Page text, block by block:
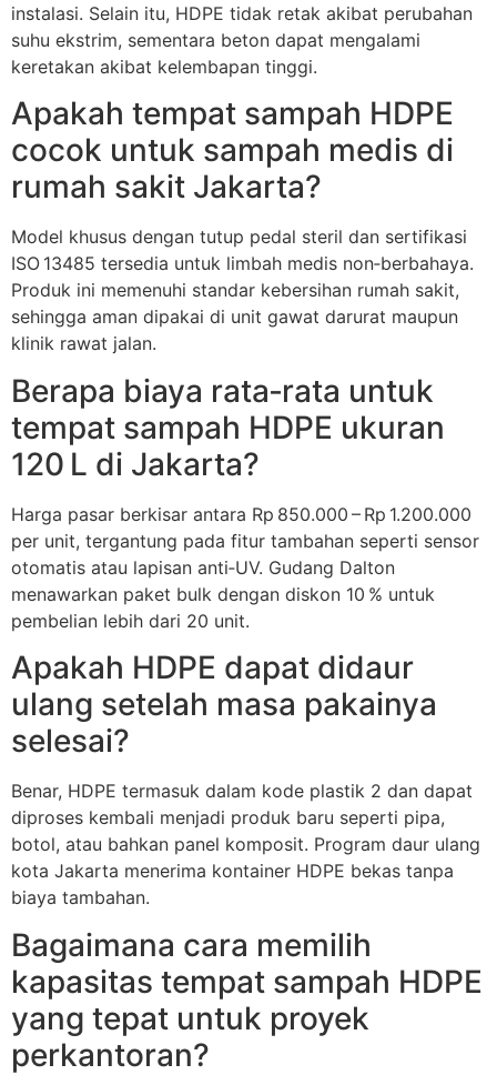
instalasi. Selain itu, HDPE tidak retak akibat perubahan
suhu ekstrim, sementara beton dapat mengalami
keretakan akibat kelembapan tinggi.
Apakah tempat sampah HDPE
cocok untuk sampah medis di
rumah sakit Jakarta?
Model khusus dengan tutup pedal steril dan sertifikasi
ISO 13485 tersedia untuk limbah medis non‑berbahaya.
Produk ini memenuhi standar kebersihan rumah sakit,
sehingga aman dipakai di unit gawat darurat maupun
klinik rawat jalan.
Berapa biaya rata‑rata untuk
tempat sampah HDPE ukuran
120 L di Jakarta?
Harga pasar berkisar antara Rp 850.000 – Rp 1.200.000
per unit, tergantung pada fitur tambahan seperti sensor
otomatis atau lapisan anti‑UV. Gudang Dalton
menawarkan paket bulk dengan diskon 10 % untuk
pembelian lebih dari 20 unit.
Apakah HDPE dapat didaur
ulang setelah masa pakainya
selesai?
Benar, HDPE termasuk dalam kode plastik 2 dan dapat
diproses kembali menjadi produk baru seperti pipa,
botol, atau bahkan panel komposit. Program daur ulang
kota Jakarta menerima kontainer HDPE bekas tanpa
biaya tambahan.
Bagaimana cara memilih
kapasitas tempat sampah HDPE
yang tepat untuk proyek
perkantoran?